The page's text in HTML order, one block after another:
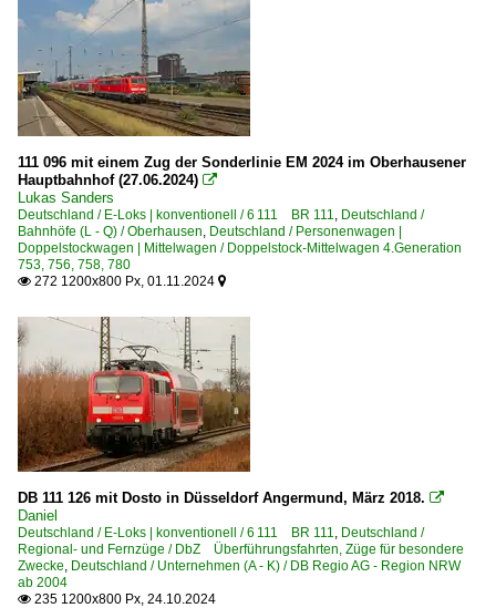
111 096 mit einem Zug der Sonderlinie EM 2024 im Oberhausener
Hauptbahnhof (27.06.2024) 
Lukas Sanders
Deutschland / E-Loks | konventionell / 6 111 BR 111, Deutschland /
Bahnhöfe (L - Q) / Oberhausen, Deutschland / Personenwagen |
Doppelstockwagen | Mittelwagen / Doppelstock-Mittelwagen 4.Generation
753, 756, 758, 780
 272 1200x800 Px, 01.11.2024 
DB 111 126 mit Dosto in Düsseldorf Angermund, März 2018. 
Daniel
Deutschland / E-Loks | konventionell / 6 111 BR 111, Deutschland /
Regional- und Fernzüge / DbZ Überführungsfahrten, Züge für besondere
Zwecke, Deutschland / Unternehmen (A - K) / DB Regio AG - Region NRW
ab 2004
 235 1200x800 Px, 24.10.2024